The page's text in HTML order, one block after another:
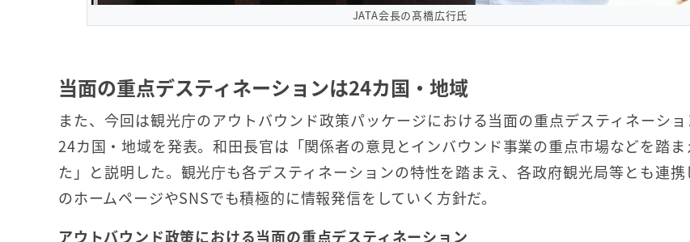
JATA会長の髙橋広行氏
当面の重点デスティネーションは24カ国・地域
また、今回は観光庁のアウトバウンド政策パッケージにおける当面の重点デスティネーショ
24カ国・地域を発表。和田長官は「関係者の意見とインバウンド事業の重点市場などを踏ま
た」と説明した。観光庁も各デスティネーションの特性を踏まえ、各政府観光局等とも連携
のホームページやSNSでも積極的に情報発信をしていく方針だ。
アウトバウンド政策における当面の重点デスティネーション